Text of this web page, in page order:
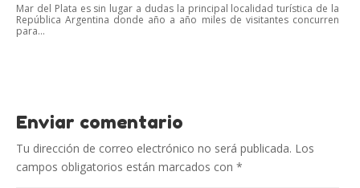
Mar del Plata es sin lugar a dudas la principal localidad turística de la
República Argentina donde año a año miles de visitantes concurren
para...
Enviar comentario
Tu dirección de correo electrónico no será publicada. Los
campos obligatorios están marcados con *